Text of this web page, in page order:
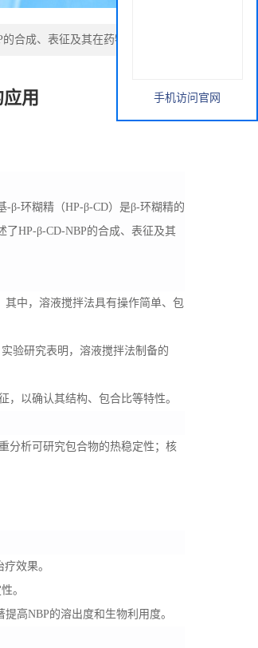
的合成、表征及其在药物递送中的应用
用
β-环糊精（HP-β-CD）是β-环糊精的
HP-β-CD-NBP的合成、表征及其
其中，溶液搅拌法具有操作简单、包
验研究表明，溶液搅拌法制备的
，以确认其结构、包合比等特性。
分析可研究包合物的热稳定性；核
效果。
。
高NBP的溶出度和生物利用度。
手机访问官网